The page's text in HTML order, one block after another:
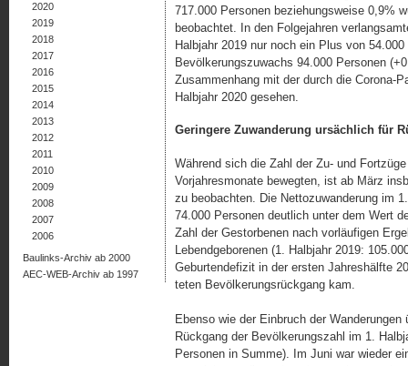
717.000 Personen beziehungsweise 0,9%
beobachtet. In den Folgejahren
Halbjahr 2019 nur noch ein Plus von
Bevölkerungszuwachs 94.000 Personen
Zusammenhang mit der durch die Corona-
Halbjahr 2020 gesehen.
Geringere Zuwanderung ursächlich für
Während sich die Zahl der Zu- und
Vorjahresmonate bewegten, ist ab März
zu beobachten. Die Nettozuwanderung im
74.000 Personen deutlich unter dem Wert
Zahl der Gestorbenen nach vorläufigen
Lebendgeborenen (1. Halbjahr 2019:
Gebur­ten­de­fizit in der ersten Jahreshälfte
te­ten Bevölkerungsrückgang kam.
Ebenso wie der Einbruch der
Rückgang der Bevölkerungszahl im 1.
Personen in Summe). Im Juni war wieder
2020
2019
2018
2017
2016
2015
2014
2013
2012
2011
2010
2009
2008
2007
2006
Baulinks-Archiv ab 2000
AEC-WEB-Archiv ab 1997